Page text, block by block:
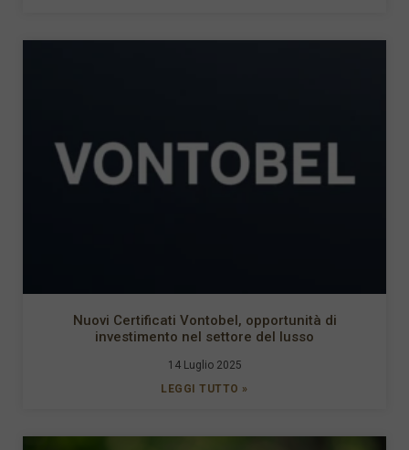
Nuovi Certificati Vontobel, opportunità di
investimento nel settore del lusso
14 Luglio 2025
LEGGI TUTTO »